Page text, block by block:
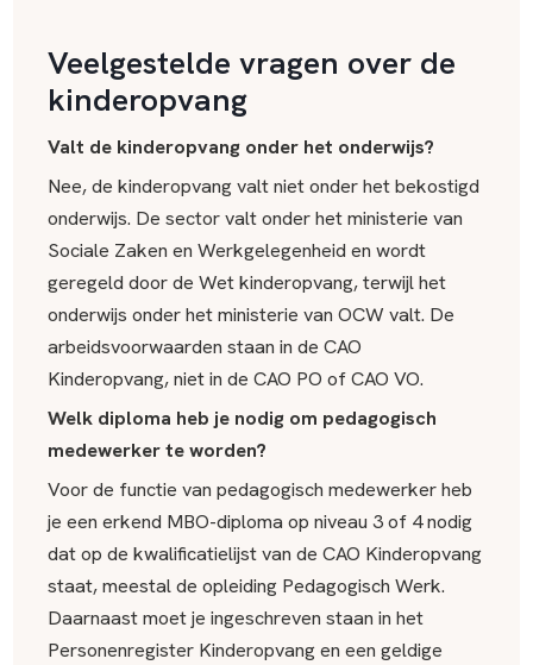
Veelgestelde vragen over de
kinderopvang
Valt de kinderopvang onder het onderwijs?
Nee, de kinderopvang valt niet onder het bekostigd
onderwijs. De sector valt onder het ministerie van
Sociale Zaken en Werkgelegenheid en wordt
geregeld door de Wet kinderopvang, terwijl het
onderwijs onder het ministerie van OCW valt. De
arbeidsvoorwaarden staan in de CAO
Kinderopvang, niet in de CAO PO of CAO VO.
Welk diploma heb je nodig om pedagogisch
medewerker te worden?
Voor de functie van pedagogisch medewerker heb
je een erkend MBO-diploma op niveau 3 of 4 nodig
dat op de kwalificatielijst van de CAO Kinderopvang
staat, meestal de opleiding Pedagogisch Werk.
Daarnaast moet je ingeschreven staan in het
Personenregister Kinderopvang en een geldige